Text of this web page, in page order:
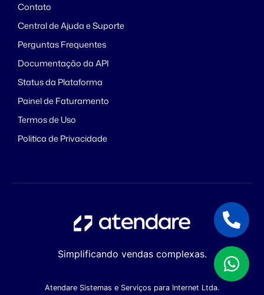
Contato
Central de Ajuda e Suporte
Perguntas Frequentes
Documentação da API
Status da Plataforma
Painel de Faturamento
Termos de Uso
Politica de Privacidade
Simplificando vendas complexas.
Atendare Sistemas e Serviços para Internet Ltda.